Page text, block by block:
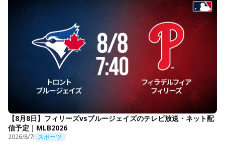
【8月8日】フィリーズvsブルージェイズのテレビ放送・ネット配
信予定｜MLB2026
2026/8/7 スポーツ